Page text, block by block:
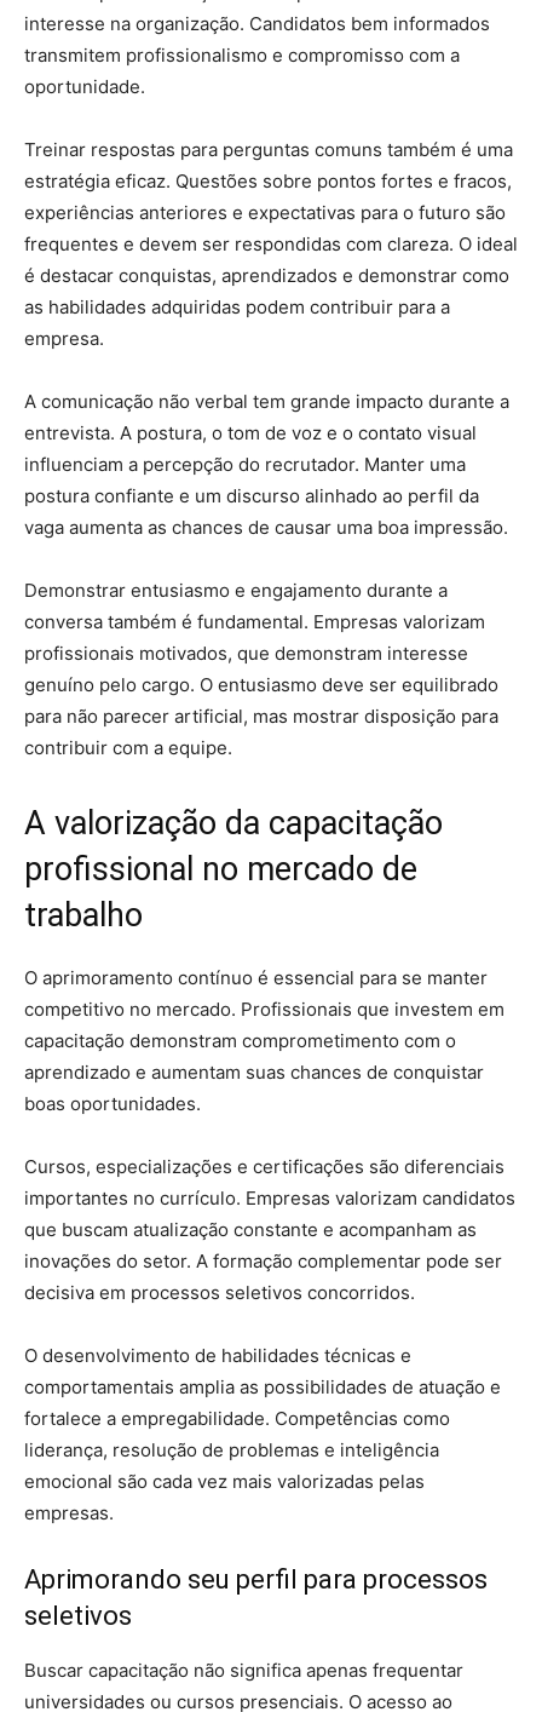
interesse na organização. Candidatos bem informados
transmitem profissionalismo e compromisso com a
oportunidade.
Treinar respostas para perguntas comuns também é uma
estratégia eficaz. Questões sobre pontos fortes e fracos,
experiências anteriores e expectativas para o futuro são
frequentes e devem ser respondidas com clareza. O ideal
é destacar conquistas, aprendizados e demonstrar como
as habilidades adquiridas podem contribuir para a
empresa.
A comunicação não verbal tem grande impacto durante a
entrevista. A postura, o tom de voz e o contato visual
influenciam a percepção do recrutador. Manter uma
postura confiante e um discurso alinhado ao perfil da
vaga aumenta as chances de causar uma boa impressão.
Demonstrar entusiasmo e engajamento durante a
conversa também é fundamental. Empresas valorizam
profissionais motivados, que demonstram interesse
genuíno pelo cargo. O entusiasmo deve ser equilibrado
para não parecer artificial, mas mostrar disposição para
contribuir com a equipe.
A valorização da capacitação
profissional no mercado de
trabalho
O aprimoramento contínuo é essencial para se manter
competitivo no mercado. Profissionais que investem em
capacitação demonstram comprometimento com o
aprendizado e aumentam suas chances de conquistar
boas oportunidades.
Cursos, especializações e certificações são diferenciais
importantes no currículo. Empresas valorizam candidatos
que buscam atualização constante e acompanham as
inovações do setor. A formação complementar pode ser
decisiva em processos seletivos concorridos.
O desenvolvimento de habilidades técnicas e
comportamentais amplia as possibilidades de atuação e
fortalece a empregabilidade. Competências como
liderança, resolução de problemas e inteligência
emocional são cada vez mais valorizadas pelas
empresas.
Aprimorando seu perfil para processos
seletivos
Buscar capacitação não significa apenas frequentar
universidades ou cursos presenciais. O acesso ao